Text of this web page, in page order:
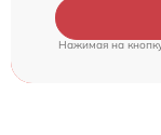
Нажимая на